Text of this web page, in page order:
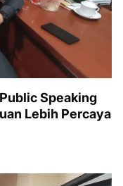
Speaking
Lebih Percaya